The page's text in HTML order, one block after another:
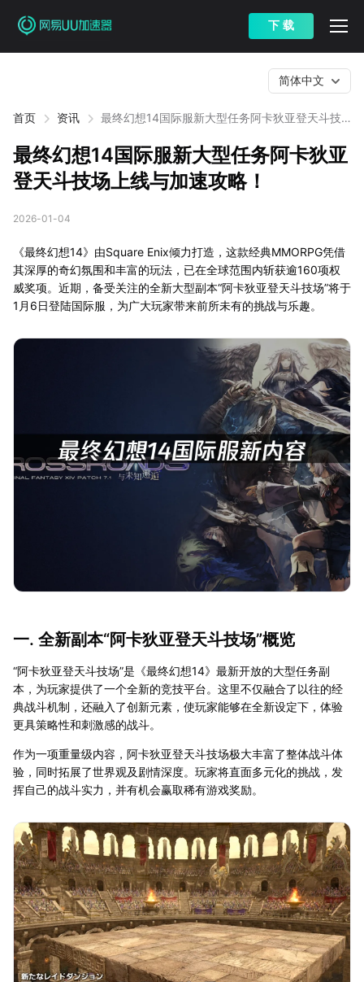
下 载
首页 资讯
最终幻想14国际服新大型任务阿卡狄亚登天斗技
简体中文
最终幻想14国际服新大型任务阿卡狄亚
登天斗技场上线与加速攻略！
2026-01-04
《最终幻想14》由Square Enix倾力打造，这款经典MMORPG凭借
其深厚的奇幻氛围和丰富的玩法，已在全球范围内斩获逾160项权
威奖项。近期，备受关注的全新大型副本“阿卡狄亚登天斗技场”将于
1月6日登陆国际服，为广大玩家带来前所未有的挑战与乐趣。
一. 全新副本“阿卡狄亚登天斗技场”概览
“阿卡狄亚登天斗技场”是《最终幻想14》最新开放的大型任务副
本，为玩家提供了一个全新的竞技平台。这里不仅融合了以往的经
典战斗机制，还融入了创新元素，使玩家能够在全新设定下，体验
更具策略性和刺激感的战斗。
作为一项重量级内容，阿卡狄亚登天斗技场极大丰富了整体战斗体
验，同时拓展了世界观及剧情深度。玩家将直面多元化的挑战，发
挥自己的战斗实力，并有机会赢取稀有游戏奖励。